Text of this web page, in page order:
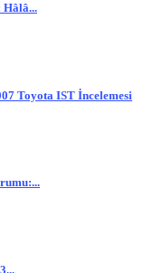
Hâlâ...
Toyota IST İncelemesi